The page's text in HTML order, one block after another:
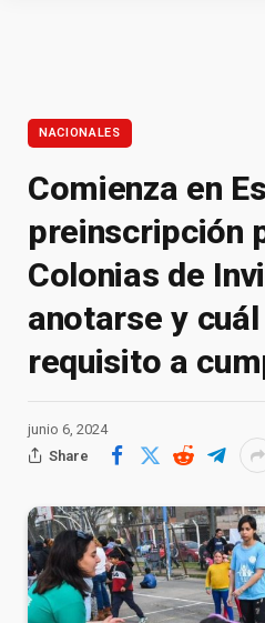
NACIONALES
Comienza en
preinscripción
Colonias de
anotarse y
requisito a
junio 6, 2024
Share